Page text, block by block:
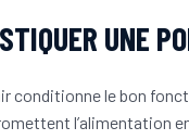
UNE
conditionne le bon
l’alimentation